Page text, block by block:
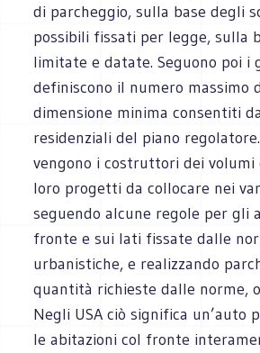
di parcheggio, sulla base degli
possibili fissati per legge, sulla
limitate e datate. Seguono poi i
definiscono il numero massimo
dimensione minima consentiti
residenziali del piano
vengono i costruttori dei volumi
loro progetti da collocare nei
seguendo alcune regole per gli
fronte e sui lati fissate dalle
urbanistiche, e realizzando
quantità richieste dalle norme,
Negli USA ciò significa un’auto
le abitazioni col fronte